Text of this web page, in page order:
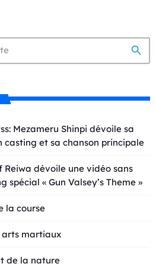
search
Mezameru Shinpi dévoile sa
casting et sa chanson principale
Reiwa dévoile une vidéo sans
spécial « Gun Valsey’s Theme »
la course
arts martiaux
de la nature